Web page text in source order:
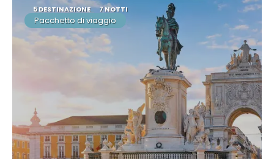
5 DESTINAZIONE 7 NOTTI
Pacchetto di viaggio